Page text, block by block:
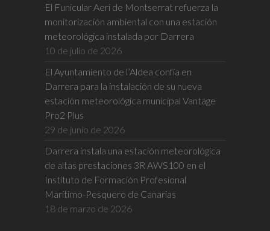
El Funicular Aeri de Montserrat refuerza la
monitorización ambiental con una estación
meteorológica instalada por Darrera
10 de julio de 2026
El Ayuntamiento de l’Aldea confía en
Darrera para la instalación de su nueva
estación meteorológica municipal Vantage
Pro2 Plus
29 de junio de 2026
Darrera instala una estación meteorológica
de altas prestaciones 3R AWS100 en el
Instituto de Formación Profesional
Marítimo-Pesquero de Canarias
18 de marzo de 2026